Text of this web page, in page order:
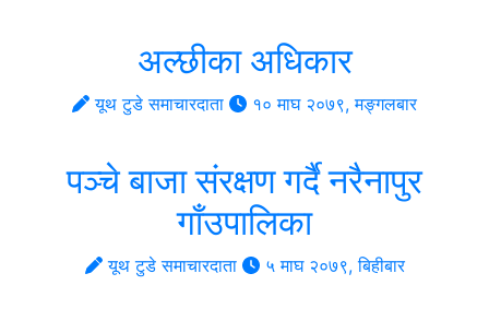
अल्छीका अधिकार
यूथ टुडे समाचारदाता १० माघ २०७९, मङ्गलबार
पञ्चे बाजा संरक्षण गर्दै नरैनापुर
गाँउपालिका
यूथ टुडे समाचारदाता ५ माघ २०७९, बिहीबार